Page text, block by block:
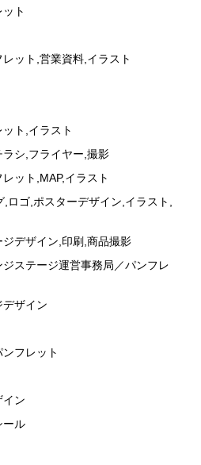
ト
ット,営業資料,イラスト
ト,イラスト
シ,フライヤー,撮影
ット,MAP,イラスト
ロゴ,ポスターデザイン,イラスト,
デザイン,印刷,商品撮影
ステージ運営事務局／パンフレ
ザイン
フレット
ン
ール